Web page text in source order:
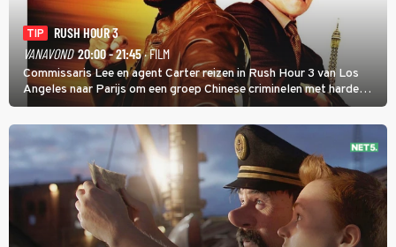
TIP
RUSH HOUR 3
VANAVOND 20:00 - 21:45· FILM
Commissaris Lee en agent Carter reizen in Rush Hour 3 van Los
Angeles naar Parijs om een groep Chinese criminelen met harde
hand aan te pakken.